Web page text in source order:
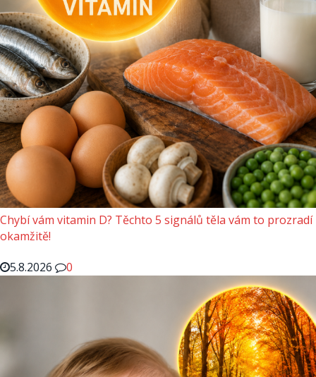
Chybí vám vitamin D? Těchto 5 signálů těla vám to prozradí
okamžitě!
5.8.2026
0